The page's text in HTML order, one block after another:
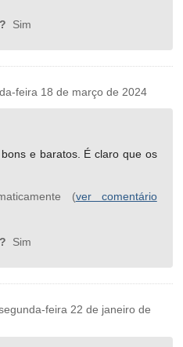
Sim
feira 18 de março de 2024
e baratos. É claro que os
(ver comentário
Sim
feira 22 de janeiro de